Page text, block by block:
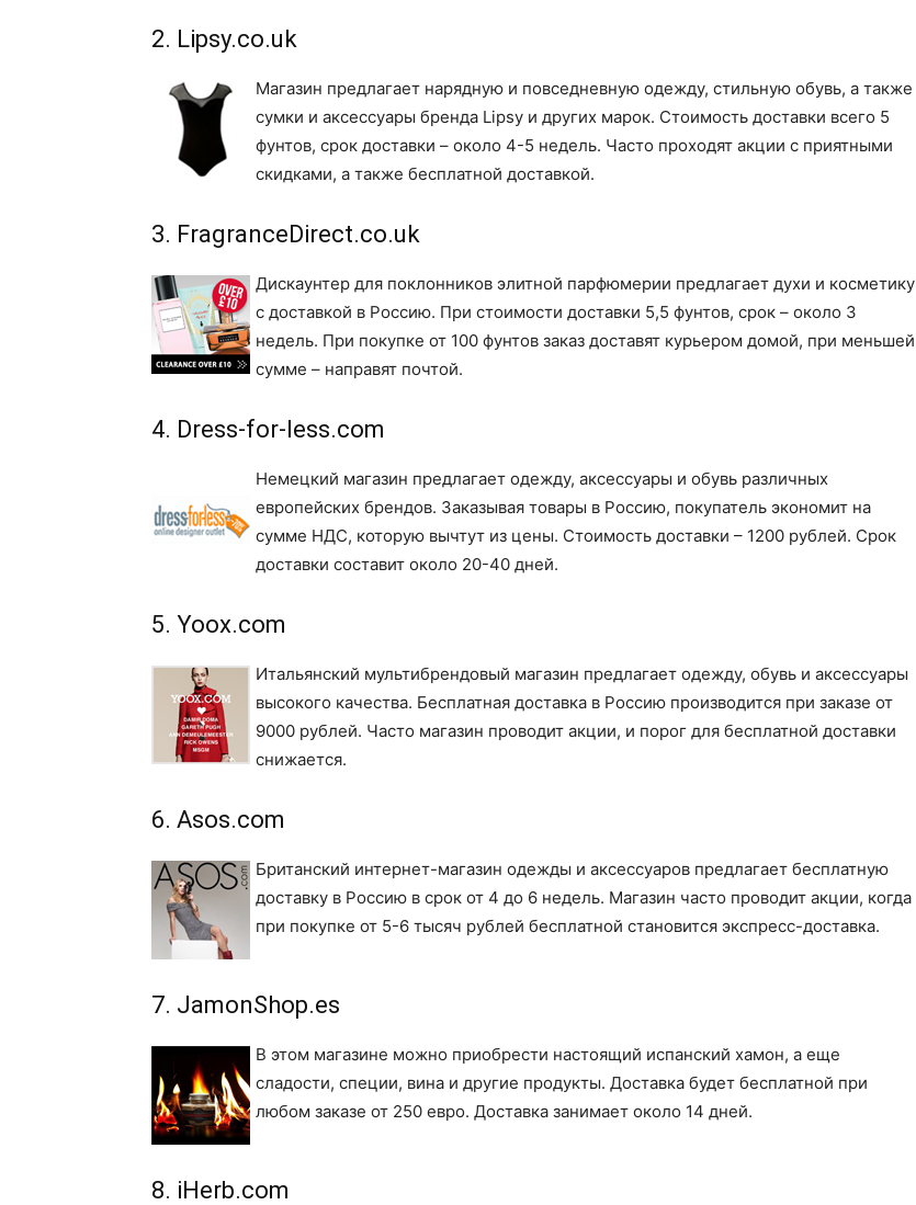
2. Lipsy.co.uk
Магазин предлагает нарядную и повседневную одежду, стильную обувь, а также
сумки и аксессуары бренда Lipsy и других марок. Стоимость доставки всего 5
фунтов, срок доставки – около 4-5 недель. Часто проходят акции с приятными
скидками, а также бесплатной доставкой.
3. FragranceDirect.co.uk
Дискаунтер для поклонников элитной парфюмерии предлагает духи и косметику
с доставкой в Россию. При стоимости доставки 5,5 фунтов, срок – около 3
недель. При покупке от 100 фунтов заказ доставят курьером домой, при меньшей
сумме – направят почтой.
4. Dress-for-less.com
Немецкий магазин предлагает одежду, аксессуары и обувь различных
европейских брендов. Заказывая товары в Россию, покупатель экономит на
сумме НДС, которую вычтут из цены. Стоимость доставки – 1200 рублей. Срок
доставки составит около 20-40 дней.
5. Yoox.com
Итальянский мультибрендовый магазин предлагает одежду, обувь и аксессуары
высокого качества. Бесплатная доставка в Россию производится при заказе от
9000 рублей. Часто магазин проводит акции, и порог для бесплатной доставки
снижается.
6. Asos.com
Британский интернет-магазин одежды и аксессуаров предлагает бесплатную
доставку в Россию в срок от 4 до 6 недель. Магазин часто проводит акции, когда
при покупке от 5-6 тысяч рублей бесплатной становится экспресс-доставка.
7. JamonShop.es
В этом магазине можно приобрести настоящий испанский хамон, а еще
сладости, специи, вина и другие продукты. Доставка будет бесплатной при
любом заказе от 250 евро. Доставка занимает около 14 дней.
8. iHerb.com